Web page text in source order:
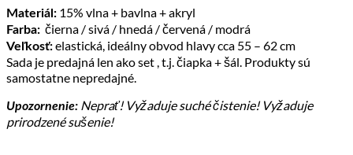
Materiál: 15% vlna + bavlna + akryl
Farba: čierna / sivá / hnedá / červená / modrá
Veľkosť:elastická, ideálny obvod hlavy cca 55 – 62 cm
Sada je predajná len ako set , t.j. čiapka + šál. Produkty sú
samostatne nepredajné.
Upozornenie: Neprať! Vyžaduje suché čistenie! Vyžaduje
prirodzené sušenie!